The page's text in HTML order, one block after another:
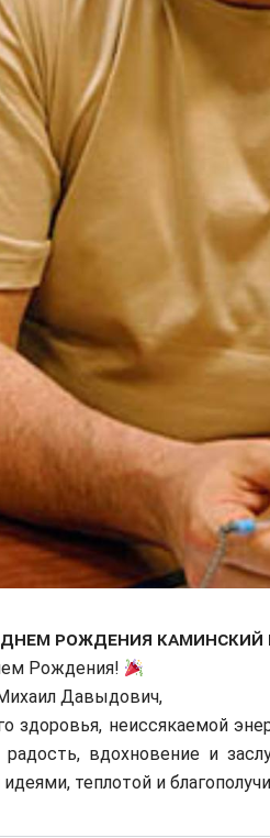
Рождения
Рождения!
Давыдович,
неиссякаемой
радость, вдохновение и
теплотой и